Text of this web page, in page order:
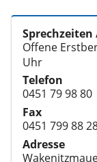
Sprechzeiten
Offene
Uhr
Telefon
0451 79 98 80
Fax
0451 799 88
Adresse